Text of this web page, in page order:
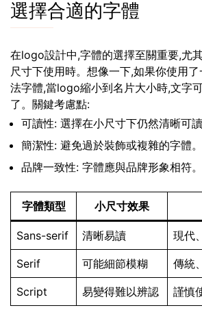
選擇合適的字體
在logo設計中,字體的選擇至關重要,尤
尺寸下使用時。想像一下,如果你使用
法字體,當logo縮小到名片大小時,文字
了。關鍵考慮點:
可讀性: 選擇在小尺寸下仍然清晰可讀
簡潔性: 避免過於裝飾或複雜的字體。
品牌一致性: 字體應與品牌形象相符。
字體類型 小尺寸效果
Sans-serif 清晰易讀 現代
Serif 可能細節模糊 傳統
Script 易變得難以辨認 謹慎